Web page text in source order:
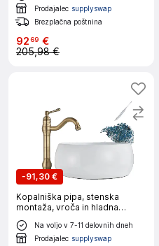
Prodajalec supplyswap
Brezplačna poštnina
9269 €
205,98 €
-91,30 €
Kopalniška pipa, stenska
montaža, vroča in hladna
rotacija, Antik medenina visoka
Na voljo v 7-11 delovnih dneh
Prodajalec supplyswap